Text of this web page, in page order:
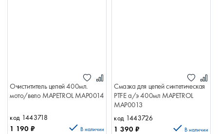
Очистититель цепей 400мл.
мото/вело MAPETROL MAP0014
код 1443718
1 190 ₽ В наличии
Смазка для цепей синтетическая
PTFE а/э 400мл MAPETROL
MAP0013
код 1443726
1 390 ₽ В наличии